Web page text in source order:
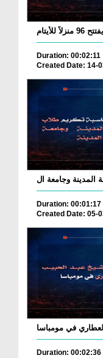
Duration: 00:02:11
Created Date: 14-
Duration: 00:01:17
Created Date: 05-
في مومباسا
Duration: 00:02:36